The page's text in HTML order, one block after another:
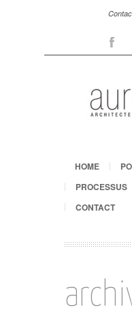
HOME
PROCESSUS
CONTACT